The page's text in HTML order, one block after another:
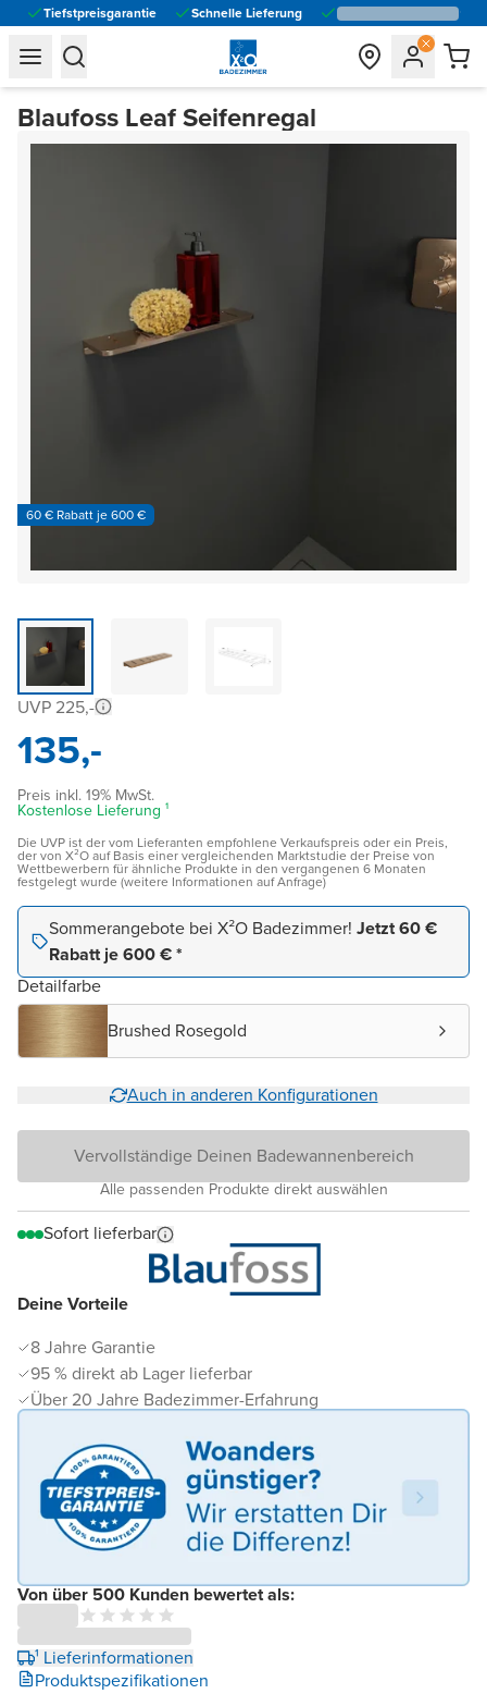
Tiefstpreisgarantie Schnelle Lieferung
general.navigation.toggle_menu.label
general.navigation.toggle_menu.label
Blaufoss Leaf Seifenregal
60 € Rabatt je 600 €
Deine Vorteile
8 Jahre Garantie
95 % direkt ab Lager lieferbar
Über 20 Jahre Badezimmer-Erfahrung
Von über 500 Kunden bewertet als:
¹ Lieferinformationen
Produktspezifikationen
UVP 225,-
135,-
Preis inkl. 19% MwSt.
Kostenlose Lieferung ¹
Die UVP ist der vom Lieferanten empfohlene Verkaufspreis oder ein Preis,
der von X²O auf Basis einer vergleichenden Marktstudie der Preise von
Wettbewerbern für ähnliche Produkte in den vergangenen 6 Monaten
festgelegt wurde (weitere Informationen auf Anfrage)
Sommerangebote bei X²O Badezimmer! Jetzt 60 €
Rabatt je 600 € *
Detailfarbe
Brushed Rosegold
Auch in anderen Konfigurationen
Vervollständige Deinen Badewannenbereich
Alle passenden Produkte direkt auswählen
Sofort lieferbar